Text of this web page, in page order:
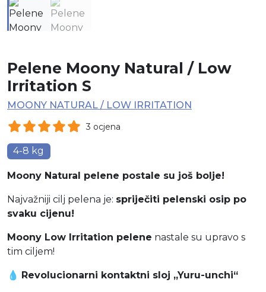
Pelene Moony Natural / Low
Irritation S
MOONY NATURAL / LOW IRRITATION
3 ocjena
4-8 kg
Moony Natural pelene postale su još bolje!
Najvažniji cilj pelena je: spriječiti pelenski osip po
svaku cijenu!
Moony Low Irritation pelene nastale su upravo s
tim ciljem!
💧 Revolucionarni kontaktni sloj „Yuru-unchi“